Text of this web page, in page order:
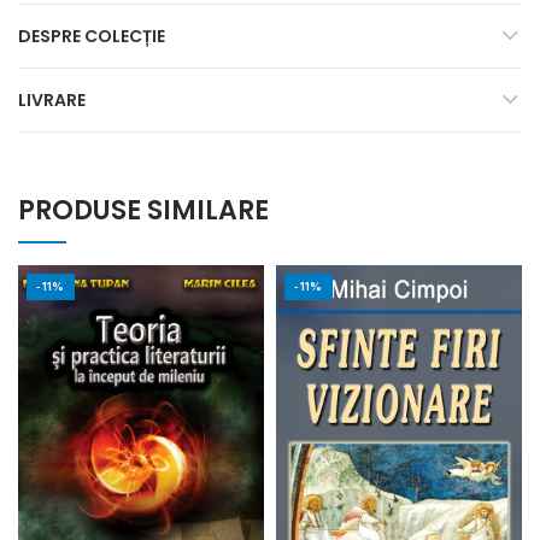
DESPRE COLECȚIE
LIVRARE
PRODUSE SIMILARE
-11% -11%